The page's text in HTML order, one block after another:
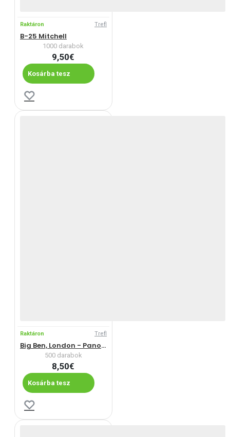
Raktáron Trefl
B-25 Mitchell
1000 darabok
9,50€
Kosárba tesz
Raktáron Trefl
Big Ben, London - Panoramatikus Puzzle
500 darabok
8,50€
Kosárba tesz